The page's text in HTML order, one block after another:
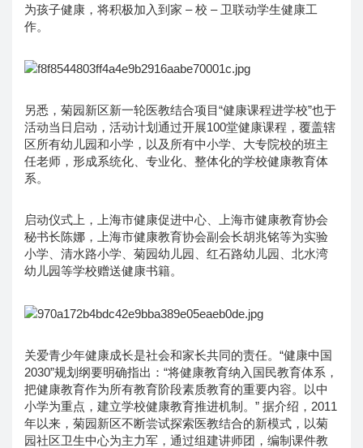
为孩子健康，将积极加入到家 – 校 – 卫联动学生健康工
作。
另悉，菊园新区新一轮医教结合项目“健康课程进学校”也于
活动当日启动，活动计划通过开展100堂健康课程，覆盖辖
区所有幼儿园和小学，以及所有中小学、大专院校的班主
任老师，形成系统化、专业化、整体化的学校健康教育体
系。
启动仪式上，上海市健康促进中心、上海市健康教育协会
秘书长陈娜，上海市健康教育协会副会长胡兆铭等为实验
小学、清水路小学、菊园幼儿园、红石路幼儿园、北水湾
幼儿园等学校赠送健康书籍。
关爱青少年健康成长是社会和家长共同的责任。“健康中国
2030”规划纲要明确指出：“将健康教育纳入国民教育体系，
把健康教育作为所有教育阶段素质教育的重要内容。以中
小学为重点，建立学校健康教育推进机制。” 据介绍，2011
年以来，菊园新区不断尝试探索医教结合的新模式，以菊
园社区卫生中心为主力军，通过组建讲师团，编制课件教